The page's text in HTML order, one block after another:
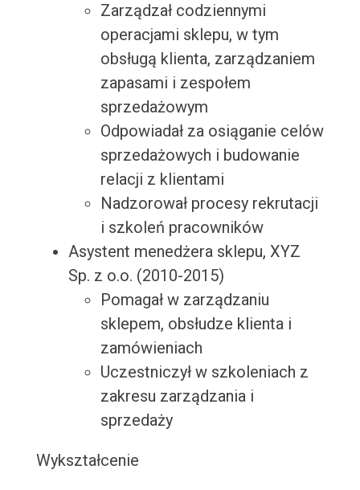
Zarządzał codziennymi
operacjami sklepu, w tym
obsługą klienta, zarządzaniem
zapasami i zespołem
sprzedażowym
Odpowiadał za osiąganie celów
sprzedażowych i budowanie
relacji z klientami
Nadzorował procesy rekrutacji
i szkoleń pracowników
Asystent menedżera sklepu, XYZ
Sp. z o.o. (2010-2015)
Pomagał w zarządzaniu
sklepem, obsłudze klienta i
zamówieniach
Uczestniczył w szkoleniach z
zakresu zarządzania i
sprzedaży
Wykształcenie